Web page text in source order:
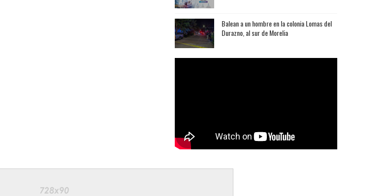
Balean a un hombre en la colonia Lomas del
Durazno, al sur de Morelia